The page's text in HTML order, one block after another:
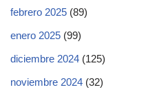
febrero 2025 (89)
enero 2025 (99)
diciembre 2024 (125)
noviembre 2024 (32)